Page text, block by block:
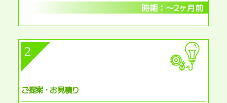
時期：〜2ヶ月前
2
ご提案・お見積り​​